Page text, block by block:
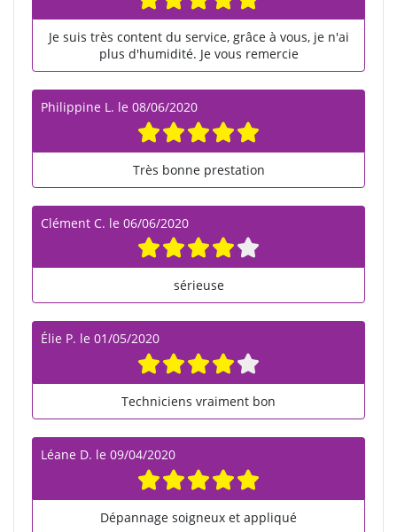
Je suis très content du service, grâce à vous, je n'ai
plus d'humidité. Je vous remercie
Philippine L. le 08/06/2020
Très bonne prestation
Clément C. le 06/06/2020
sérieuse
Élie P. le 01/05/2020
Techniciens vraiment bon
Léane D. le 09/04/2020
Dépannage soigneux et appliqué